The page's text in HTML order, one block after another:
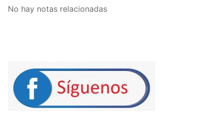
No hay notas relacionadas